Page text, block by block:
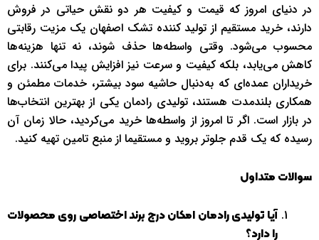
در دنیای امروز که قیمت و کیفیت هر دو نقش حیاتی در فروش
دارند، خرید مستقیم از تولید کننده تشک اصفهان یک مزیت رقابتی
محسوب می‌شود. وقتی واسطه‌ها حذف شوند، نه تنها هزینه‌ها
کاهش می‌یابد، بلکه کیفیت و سرعت نیز افزایش پیدا می‌کنند. برای
خریداران عمده‌ای که به‌دنبال حاشیه سود بیشتر، خدمات مطمئن و
همکاری بلندمدت هستند، تولیدی رادمان یکی از بهترین انتخاب‌ها
در بازار است. اگر تا امروز از واسطه‌ها خرید می‌کردید، حالا زمان آن
رسیده که یک قدم جلوتر بروید و مستقیما از منبع تامین تهیه کنید.
سوالات متداول
آیا تولیدی رادمان امکان درج برند اختصاصی روی محصولات
را دارد؟